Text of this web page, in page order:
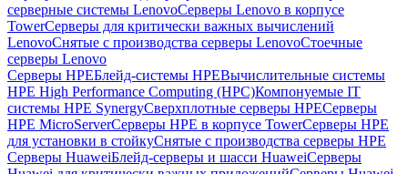
серверные системы LenovoСерверы Lenovo в корпусе
TowerСерверы для критически важных вычислений
LenovoСнятые с производства серверы LenovoСтоечные
серверы Lenovo
Серверы HPEБлейд-системы HPEВычислительные системы
HPE High Performance Computing (HPC)Компонуемые IT
системы HPE SynergyСверхплотные серверы HPEСерверы
HPE MicroServerСерверы HPE в корпусе TowerСерверы HPE
для установки в стойкуСнятые с производства серверы HPE
Серверы HuaweiБлейд-серверы и шасси HuaweiСерверы